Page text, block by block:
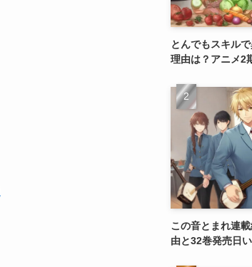
とんでもスキル
理由は？アニメ2
この音とまれ連
由と32巻発売日